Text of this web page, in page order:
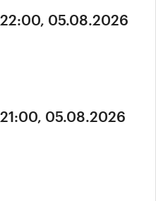
22:00, 05.08.2026
05.08.2026